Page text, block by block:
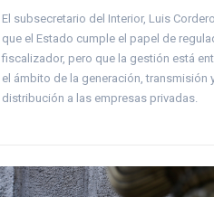
El subsecretario del Interior, Luis
que el Estado cumple el papel de
fiscalizador, pero que la gestión está
el ámbito de la generación, transmisión
distribución a las empresas privadas.